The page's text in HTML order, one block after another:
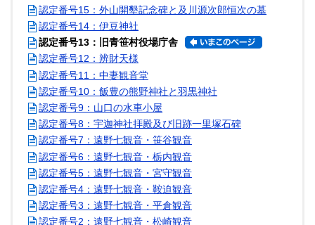
認定番号15：外山開墾記念碑と及川源次郎恒次の墓
認定番号14：伊豆神社
認定番号13：旧青笹村役場庁舎
認定番号12：辨財天様
認定番号11：中妻観音堂
認定番号10：飯豊の熊野神社と羽黒神社
認定番号9：山口の水車小屋
認定番号8：宇迦神社拝殿及び旧跡一里塚石碑
認定番号7：遠野七観音・笹谷観音
認定番号6：遠野七観音・栃内観音
認定番号5：遠野七観音・宮守観音
認定番号4：遠野七観音・鞍迫観音
認定番号3：遠野七観音・平倉観音
認定番号2：遠野七観音・松崎観音